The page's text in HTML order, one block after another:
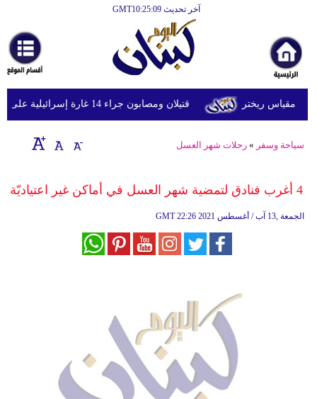
آخر تحديث GMT10:25:09
أخبارعاجلة
رياضة
ثقافة
إقتصاد
وموسيقى
قتيلان ومصابون جراء 14 غارة إسرائيلية على شرق وجنوب لبنان
سياحة وسفر »رحلات شهر العسل
4 أغرب فنادق لتمضية شهر العسل في أماكن غير اعتياديّة
GMT 22:26 2021 الجمعة ,13 آب / أغسطس